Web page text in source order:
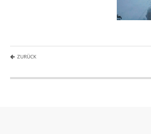
ZURÜCK